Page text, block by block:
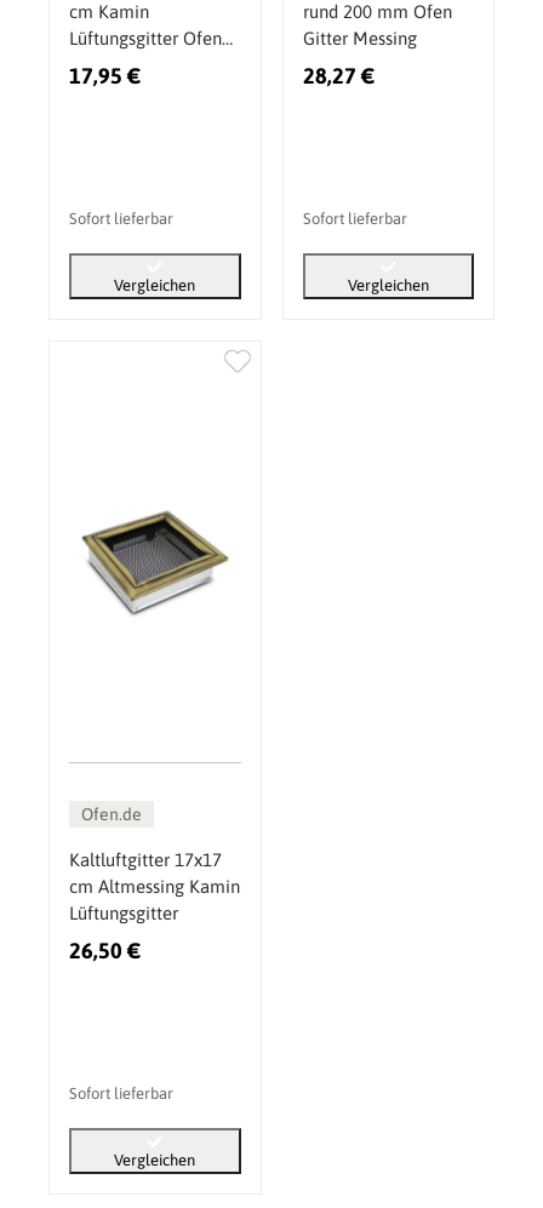
cm Kamin
Lüftungsgitter Ofen
Gitter Kupfer Patina
17,95 €
Sofort lieferbar
Vergleichen
rund 200 mm Ofen
Gitter Messing
28,27 €
Sofort lieferbar
Vergleichen
Ofen.de
Kaltluftgitter 17x17
cm Altmessing Kamin
Lüftungsgitter
26,50 €
Sofort lieferbar
Vergleichen